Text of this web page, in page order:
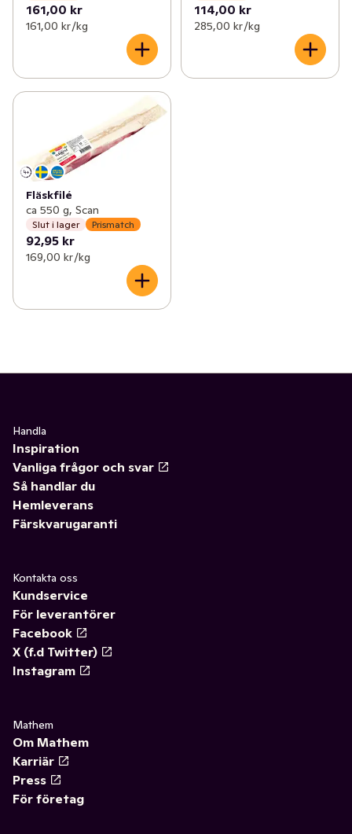
161,00 kr
161,00 kr /kg
114,00 kr
285,00 kr /kg
Fläskfilé
ca 550 g, Scan
Slut i lager Prismatch
92,95 kr
169,00 kr /kg
Handla
Inspiration
Vanliga frågor och svar
Så handlar du
Hemleverans
Färskvarugaranti
Kontakta oss
Kundservice
För leverantörer
Facebook
X (f.d Twitter)
Instagram
Mathem
Om Mathem
Karriär
Press
För företag